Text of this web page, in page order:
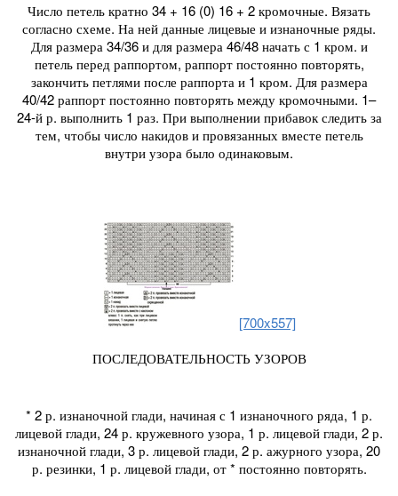
Число петель кратно 34 + 16 (0) 16 + 2 кромочные. Вязать
согласно схеме. На ней данные лицевые и изнаночные ряды.
Для размера 34/36 и для размера 46/48 начать с 1 кром. и
петель перед раппортом, раппорт постоянно повторять,
закончить петлями после раппорта и 1 кром. Для размера
40/42 раппорт постоянно повторять между кромочными. 1–
24-й р. выполнить 1 раз. При выполнении прибавок следить за
тем, чтобы число накидов и провязанных вместе петель
внутри узора было одинаковым.
[700x557]
ПОСЛЕДОВАТЕЛЬНОСТЬ УЗОРОВ
* 2 р. изнаночной глади, начиная с 1 изнаночного ряда, 1 р.
лицевой глади, 24 р. кружевного узора, 1 р. лицевой глади, 2 р.
изнаночной глади, 3 р. лицевой глади, 2 р. ажурного узора, 20
р. резинки, 1 р. лицевой глади, от * постоянно повторять.